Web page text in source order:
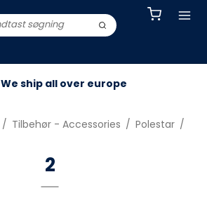
We ship all over europe
/ Tilbehør - Accessories / Polestar /
2